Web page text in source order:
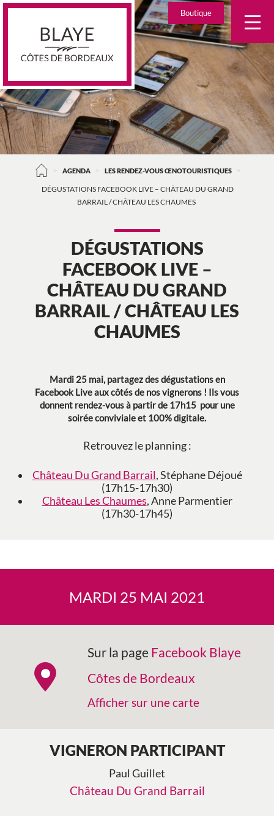
Skip
Boutique
> AGENDA > LES RENDEZ-VOUS ŒNOTOURISTIQUES >
DÉGUSTATIONS FACEBOOK LIVE – CHÂTEAU DU GRAND
BARRAIL / CHÂTEAU LES CHAUMES
DÉGUSTATIONS
FACEBOOK LIVE –
CHÂTEAU DU GRAND
BARRAIL / CHÂTEAU LES
CHAUMES
Mardi 25 mai, partagez des dégustations en
Facebook Live aux côtés de nos vignerons ! Ils vous
donnent rendez-vous à partir de 17h15 pour une
soirée conviviale et 100% digitale.
Retrouvez le planning :
Château Du Grand Barrail, Stéphane Déjoué
(17h15-17h30)
Château Les Chaumes, Anne Parmentier
(17h30-17h45)
MARDI 25 MAI 2021
Sur la page Facebook Blaye
Côtes de Bordeaux
Afficher sur une carte
VIGNERON PARTICIPANT
Paul Guillet
Château Du Grand Barrail